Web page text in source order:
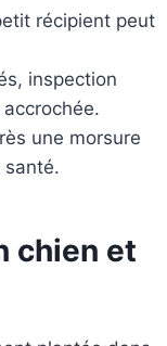
récipient peut
inspection
une morsure
santé.
chien et